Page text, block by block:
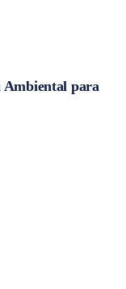
Ambiental para